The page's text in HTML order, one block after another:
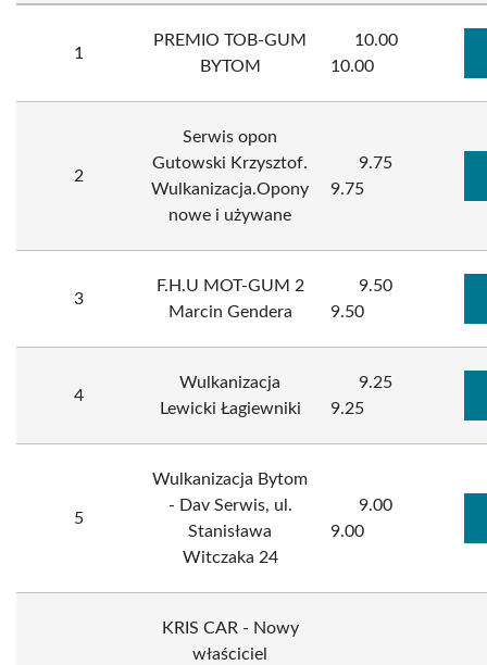
1
PREMIO TOB-GUM
BYTOM
10.00
10.00
2
Serwis opon
Gutowski Krzysztof.
Wulkanizacja.Opony
nowe i używane
9.75
9.75
3
F.H.U MOT-GUM 2
Marcin Gendera
9.50
9.50
4
Wulkanizacja
Lewicki Łagiewniki
9.25
9.25
5
Wulkanizacja Bytom
- Dav Serwis, ul.
Stanisława
Witczaka 24
9.00
9.00
KRIS CAR - Nowy
właściciel